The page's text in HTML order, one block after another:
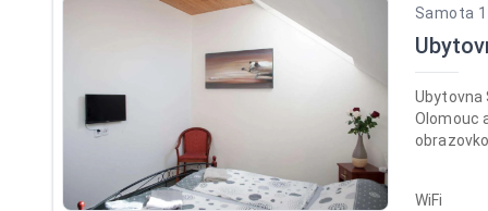
Samota
Ubytovna
Olomouc
místě je k
WiFi